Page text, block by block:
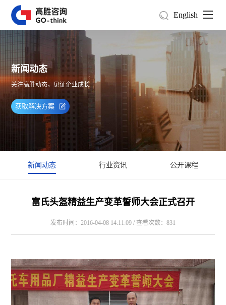
English
新闻动态
关注高胜动态，见证企业成长
获取解决方案
新闻动态 行业资讯 公开课程
富氏头盔精益生产变革誓师大会正式召开
发布时间：2016-04-08 14:11:09 / 查看次数：831